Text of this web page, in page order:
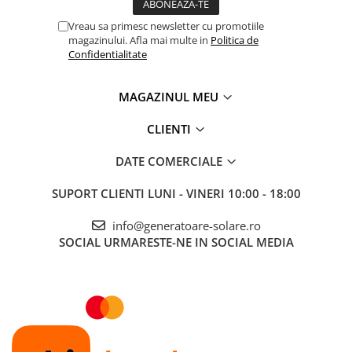
Vreau sa primesc newsletter cu promotiile
magazinului. Afla mai multe in Politica de
Confidentialitate
MAGAZINUL MEU
CLIENTI
DATE COMERCIALE
SUPORT CLIENTI LUNI - VINERI 10:00 - 18:00
info@generatoare-solare.ro
SOCIAL URMARESTE-NE IN SOCIAL MEDIA